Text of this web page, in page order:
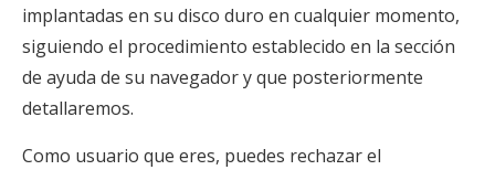
implantadas en su disco duro en cualquier momento,
siguiendo el procedimiento establecido en la sección
de ayuda de su navegador y que posteriormente
detallaremos.
Como usuario que eres, puedes rechazar el